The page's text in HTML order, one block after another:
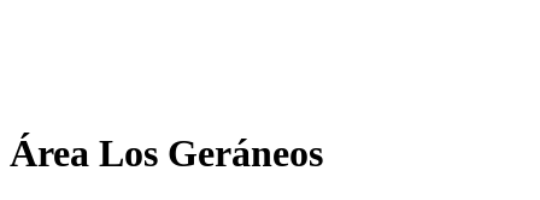
Área Los Geráneos